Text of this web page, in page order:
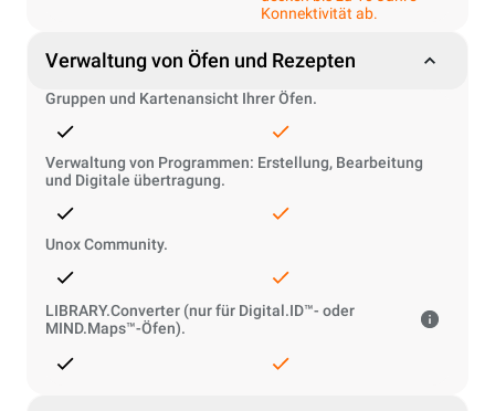
Konnektivität ab.
Verwaltung von Öfen und Rezepten
Gruppen und Kartenansicht Ihrer Öfen.
Verwaltung von Programmen: Erstellung, Bearbeitung
und Digitale übertragung.
Unox Community.
LIBRARY.Converter (nur für Digital.ID™- oder
MIND.Maps™-Öfen).